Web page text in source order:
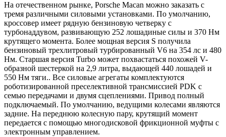
На отечественном рынке, Porsche Macan можно заказать с
тремя различными силовыми установками. По умолчанию,
кроссовер имеет рядную бензиновую четверку с
турбонаддувом, развивающую 252 лошадиные силы и 370 Нм
крутящего момента. Более мощная версия S получила
бензиновый трехлитровый турбированный V6 на 354 лс и 480
Нм. Старшая версия Turbo может похвастаться похожей V-
образной шестеркой на 2,9 литра, выдающей 440 лошадей и
550 Нм тяги.. Все силовые агрегаты комплектуются
роботизированной преселективной трансмиссией PDK с
семью передачами и двумя сцеплениями. Привод полный
подключаемый. По умолчанию, ведущими колесами являются
задние. На переднюю колесную пару, крутящий момент
передается с помощью многодисковой фрикционной муфты с
электронным управлением.